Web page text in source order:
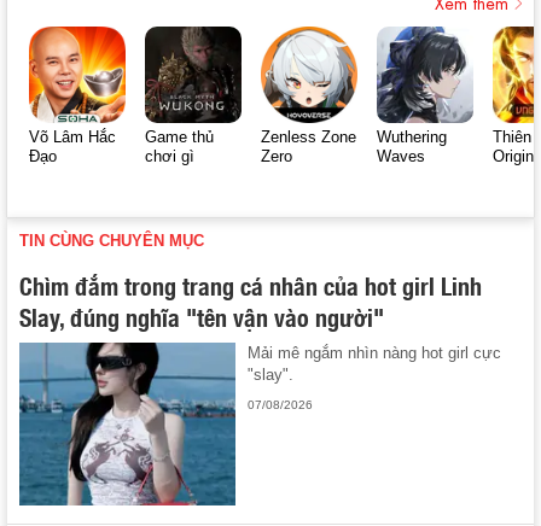
Võ Lâm Hắc
Đạo
Game thủ
chơi gì
Zenless Zone
Zero
Wuthering
Waves
Thiên
Origin
TIN CÙNG CHUYÊN MỤC
Chìm đắm trong trang cá nhân của hot girl Linh
Slay, đúng nghĩa "tên vận vào người"
Mải mê ngắm nhìn nàng hot girl cực
"slay".
07/08/2026